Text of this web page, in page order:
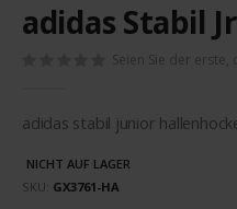
Anfang
der
adidas Stabil
Seien Sie der
adidas stabil junior
NICHT AUF LAGER
SKU GX3761-HA